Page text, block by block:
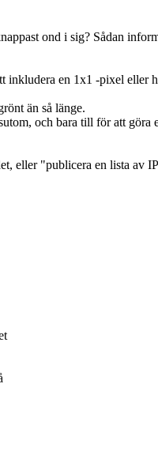
ond i sig? Sådan
inkludera en 1x1 -pixel
än så länge.
och bara till för att göra
eller "publicera en lista